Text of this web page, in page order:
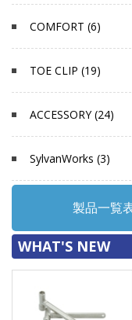
COMFORT (6)
TOE CLIP (19)
ACCESSORY (24)
SylvanWorks (3)
製品一覧
WHAT'S NEW